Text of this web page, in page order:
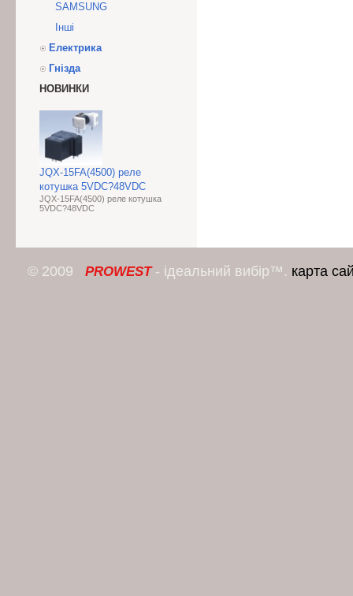
SAMSUNG
Інші
Електрика
Гнізда
НОВИНКИ
JQX-15FA(4500) реле
котушка 5VDC?48VDC
JQX-15FA(4500) реле котушка
5VDC?48VDC
© 2009 PROWEST- ідеальний вибір™. карта